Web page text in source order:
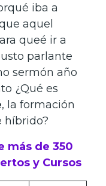
iba a
aquel
queé ir a
parlante
sermón año
¿Qué es
, la formación
híbrido?
más de 350
y Cursos